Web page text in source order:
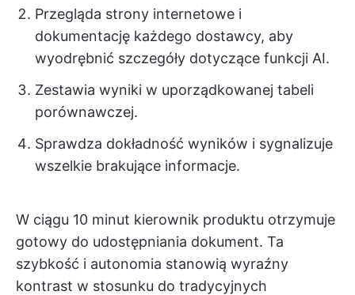
Przegląda strony internetowe i
dokumentację każdego dostawcy, aby
wyodrębnić szczegóły dotyczące funkcji AI.
Zestawia wyniki w uporządkowanej tabeli
porównawczej.
Sprawdza dokładność wyników i sygnalizuje
wszelkie brakujące informacje.
W ciągu 10 minut kierownik produktu otrzymuje
gotowy do udostępniania dokument. Ta
szybkość i autonomia stanowią wyraźny
kontrast w stosunku do tradycyjnych